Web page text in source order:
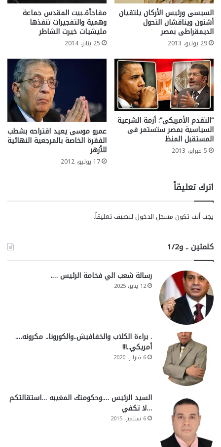
السيسى ورئيس الأركان يلتقيان
أشتون ويناقشان التحول
الديمقراطى بمصر
29 يوليو، 2013
مفاجأة..بيت المقدس جماعة
وهمية والتفجيرات تنفذها
مليشيات خيرت الشاطر
25 يناير، 2014
“التقدم الأمريكى”: أزمة الشرعية
السياسية بمصر ستستمر فى
المستقبل المنظ
5 فبراير، 2013
عمرو موسى يعيد اقتراحه بشطب
الفقرة الخاصة بالمرجعية النهائية
للأزهر
17 يوليو، 2012
اترك تعليقاً
يجب أنت تكون مسجل الدخول لتضيف تعليقاً.
كلمتين .. و1/2
رسالة شعب الي فخامة الرئيس ….
12 يناير، 2025
. براءة الكلاب والخفافيش..والكورونا.. مكرونه….
أمريكي..!!!
6 فبراير، 2020
السيد الرئيس ….وحكومتك المغيبه …استقالتكم
…لا تكفي
6 سبتمبر، 2015